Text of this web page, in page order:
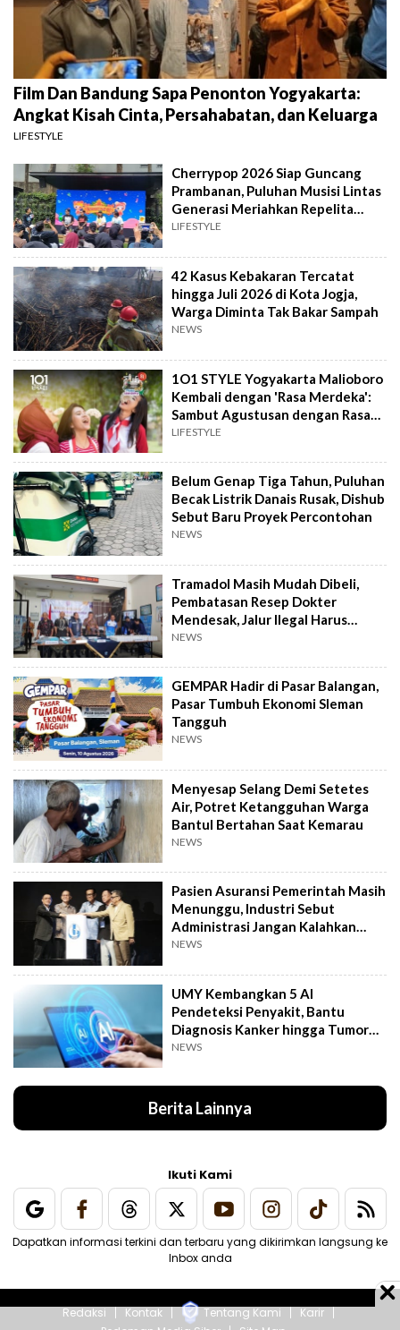
Film Dan Bandung Sapa Penonton Yogyakarta:
Angkat Kisah Cinta, Persahabatan, dan Keluarga
LIFESTYLE
Cherrypop 2026 Siap Guncang
Prambanan, Puluhan Musisi Lintas
Generasi Meriahkan Repelita
Musik
LIFESTYLE
42 Kasus Kebakaran Tercatat
hingga Juli 2026 di Kota Jogja,
Warga Diminta Tak Bakar Sampah
NEWS
1O1 STYLE Yogyakarta Malioboro
Kembali dengan 'Rasa Merdeka':
Sambut Agustusan dengan Rasa
dan Tawa
LIFESTYLE
Belum Genap Tiga Tahun, Puluhan
Becak Listrik Danais Rusak, Dishub
Sebut Baru Proyek Percontohan
NEWS
Tramadol Masih Mudah Dibeli,
Pembatasan Resep Dokter
Mendesak, Jalur Ilegal Harus
Distop
NEWS
GEMPAR Hadir di Pasar Balangan,
Pasar Tumbuh Ekonomi Sleman
Tangguh
NEWS
Menyesap Selang Demi Setetes
Air, Potret Ketangguhan Warga
Bantul Bertahan Saat Kemarau
NEWS
Pasien Asuransi Pemerintah Masih
Menunggu, Industri Sebut
Administrasi Jangan Kalahkan
Kemanusiaan
NEWS
UMY Kembangkan 5 AI
Pendeteksi Penyakit, Bantu
Diagnosis Kanker hingga Tumor
Otak Lebih Cepat
NEWS
Berita Lainnya
Ikuti Kami
Dapatkan informasi terkini dan terbaru yang dikirimkan langsung ke
Inbox anda
Redaksi Kontak Tentang Kami
Karir